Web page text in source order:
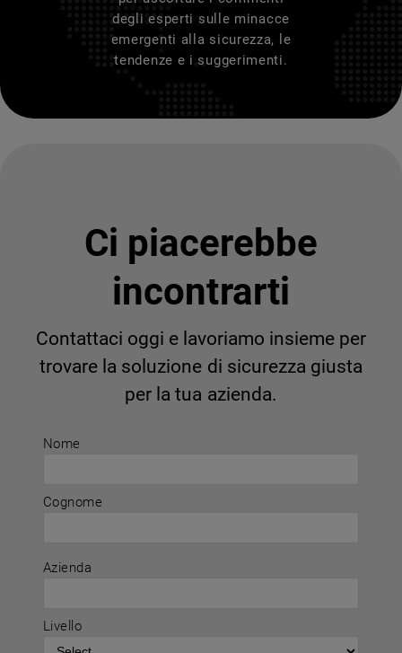
degli esperti sulle minacce
emergenti alla sicurezza, le
tendenze e i suggerimenti.
Nome
Cognome
Azienda
Livello
Ci piacerebbe
incontrarti
Contattaci oggi e lavoriamo insieme per
trovare la soluzione di sicurezza giusta
per la tua azienda.